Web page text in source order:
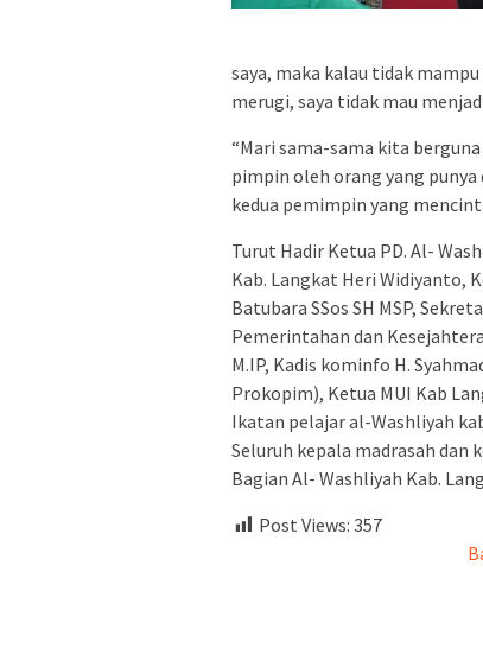
saya, maka kalau tidak
merugi, saya tidak mau
“Mari sama-sama kita
pimpin oleh orang yang
kedua pemimpin yang
Turut Hadir Ketua PD. Al-
Kab. Langkat Heri Widiyanto,
Batubara SSos SH MSP,
Pemerintahan dan
M.IP, Kadis kominfo H.
Prokopim), Ketua MUI Kab
Ikatan pelajar al-Washliyah
Seluruh kepala madrasah dan
Bagian Al- Washliyah Kab.
Post Views: 357